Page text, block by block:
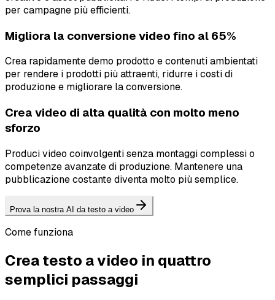
per campagne più efficienti.
Migliora la conversione video fino al 65%
Crea rapidamente demo prodotto e contenuti ambientati
per rendere i prodotti più attraenti, ridurre i costi di
produzione e migliorare la conversione.
Crea video di alta qualità con molto meno
sforzo
Produci video coinvolgenti senza montaggi complessi o
competenze avanzate di produzione. Mantenere una
pubblicazione costante diventa molto più semplice.
Prova la nostra AI da testo a video
Come funziona
Crea testo a video in quattro
semplici passaggi